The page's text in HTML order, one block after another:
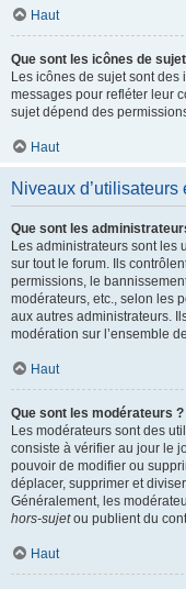
Haut
Que sont les icônes de
Les icônes de sujet sont
messages pour refléter leur
sujet dépend des
Haut
Niveaux d’utilisateurs
Que sont les
Les administrateurs sont les
sur tout le forum. Ils
permissions, le
modérateurs, etc., selon les
aux autres administrateurs.
modération sur l’ensemble
Haut
Que sont les modérateurs ?
Les modérateurs sont des
consiste à vérifier au jour le
pouvoir de modifier ou
déplacer, supprimer et
Généralement, les
hors-sujetou publient du
Haut